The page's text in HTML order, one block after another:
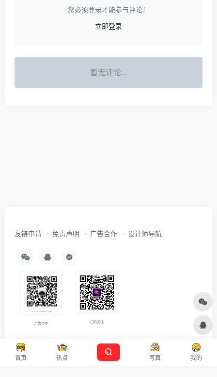
您必须登录才能参与评论！
立即登录
暂无评论...
首页 热点 写真 我的
友链申请 免责声明 广告合作 设计师导航
广告合作 扫码关注
Copyright © 2026沪ICP备2021007899号-5 Designed by 设计资源